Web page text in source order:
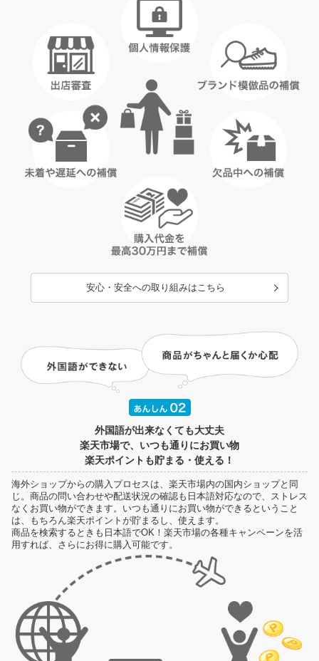
安心・安全への取り組みはこちら
外国語が出来なくても大丈夫
楽天市場で、いつも通りにお買い物
楽天ポイントも貯まる・使える！
海外ショップからの購入プロセスは、楽天市場内の国内ショップと同
じ。商品の問い合わせや配送状況の確認も日本語対応なので、ストレス
なくお買い物ができます。いつも通りにお買い物ができるということ
は、もちろん楽天ポイントが貯まるし、使えます。
商品を検索するときも日本語でOK！楽天市場の各種キャンペーンを活
用すれば、さらにお得に購入可能です。